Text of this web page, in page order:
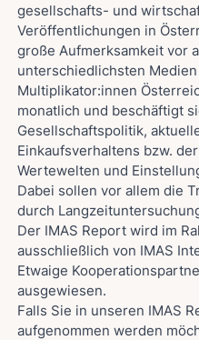
gesellschafts- und
Veröffentlichungen in
große Aufmerksamkeit vor
unterschiedlichsten
Multiplikator:innen
monatlich und beschäftigt
Gesellschaftspolitik,
Einkaufsverhaltens bzw.
Wertewelten und
Dabei sollen vor allem die
durch
Der IMAS Report wird im
ausschließlich von IMAS
Etwaige
ausgewiesen.
Falls Sie in unseren IMAS
aufgenommen werden